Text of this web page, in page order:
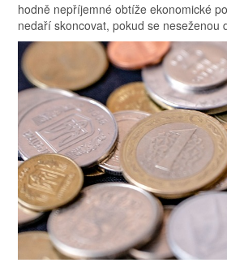
hodně nepříjemné obtíže ekonomické
nedaří skoncovat, pokud se neseženou